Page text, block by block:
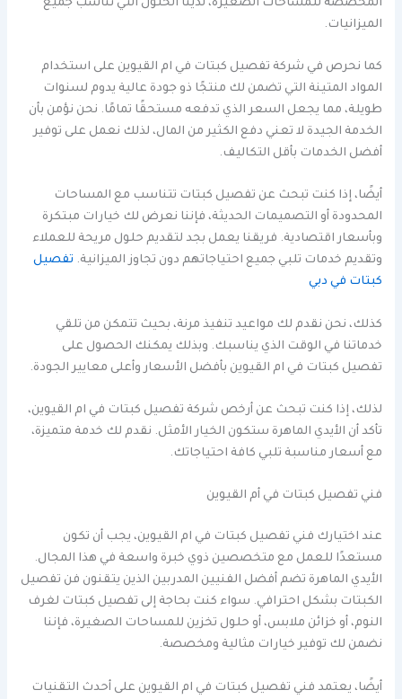
المخصصة للمساحات الصغيرة، لدينا الحلول التي تناسب جميع
الميزانيات.
كما نحرص في شركة تفصيل كبتات في ام القيوين على استخدام
المواد المتينة التي تضمن لك منتجًا ذو جودة عالية يدوم لسنوات
طويلة، مما يجعل السعر الذي تدفعه مستحقًا تمامًا. نحن نؤمن بأن
الخدمة الجيدة لا تعني دفع الكثير من المال، لذلك نعمل على توفير
أفضل الخدمات بأقل التكاليف.
أيضًا، إذا كنت تبحث عن تفصيل كبتات تتناسب مع المساحات
المحدودة أو التصميمات الحديثة، فإننا نعرض لك خيارات مبتكرة
وبأسعار اقتصادية. فريقنا يعمل بجد لتقديم حلول مريحة للعملاء
وتقديم خدمات تلبي جميع احتياجاتهم دون تجاوز الميزانية. تفصيل
كبتات في دبي
كذلك، نحن نقدم لك مواعيد تنفيذ مرنة، بحيث تتمكن من تلقي
خدماتنا في الوقت الذي يناسبك. وبذلك يمكنك الحصول على
تفصيل كبتات في ام القيوين بأفضل الأسعار وأعلى معايير الجودة.
لذلك، إذا كنت تبحث عن أرخص شركة تفصيل كبتات في ام القيوين،
تأكد أن الأيدي الماهرة ستكون الخيار الأمثل. نقدم لك خدمة متميزة،
مع أسعار مناسبة تلبي كافة احتياجاتك.
فني تفصيل كبتات في أم القيوين
عند اختيارك فني تفصيل كبتات في ام القيوين، يجب أن تكون
مستعدًا للعمل مع متخصصين ذوي خبرة واسعة في هذا المجال.
الأيدي الماهرة تضم أفضل الفنيين المدربين الذين يتقنون فن تفصيل
الكبتات بشكل احترافي. سواء كنت بحاجة إلى تفصيل كبتات لغرف
النوم، أو خزائن ملابس، أو حلول تخزين للمساحات الصغيرة، فإننا
نضمن لك توفير خيارات مثالية ومخصصة.
أيضًا، يعتمد فني تفصيل كبتات في ام القيوين على أحدث التقنيات